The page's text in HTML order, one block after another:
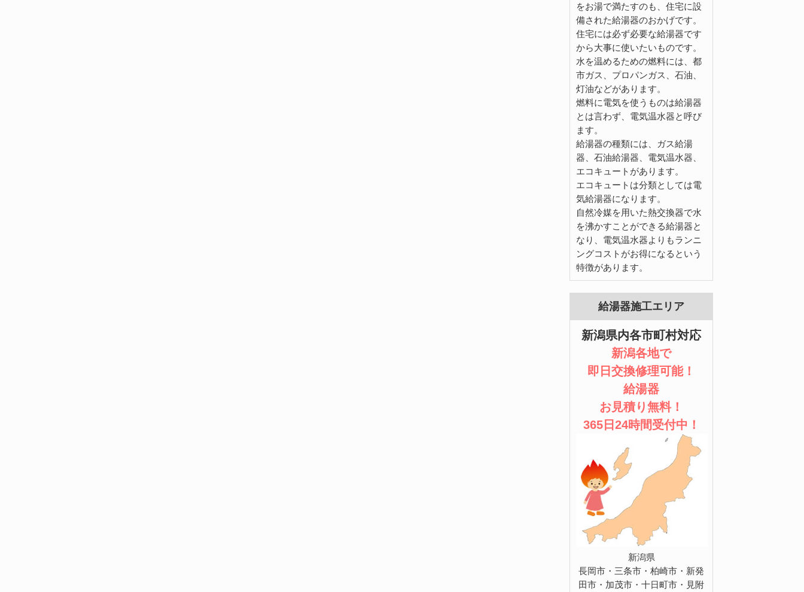
をお湯で満たすのも、住宅に設
備された給湯器のおかげです。
住宅には必ず必要な給湯器です
から大事に使いたいものです。
水を温めるための燃料には、都
市ガス、プロパンガス、石油、
灯油などがあります。
燃料に電気を使うものは給湯器
とは言わず、電気温水器と呼び
ます。
給湯器の種類には、ガス給湯
器、石油給湯器、電気温水器、
エコキュートがあります。
エコキュートは分類としては電
気給湯器になります。
自然冷媒を用いた熱交換器で水
を沸かすことができる給湯器と
なり、電気温水器よりもランニ
ングコストがお得になるという
特徴があります。
給湯器施工エリア
新潟県内各市町村対応
新潟各地で
即日交換修理可能！
給湯器
お見積り無料！
365日24時間受付中！
新潟県
長岡市・三条市・柏崎市・新発
田市・加茂市・十日町市・見附